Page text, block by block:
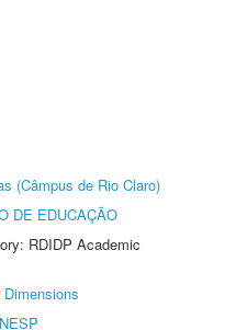
(Câmpus de Rio Claro)
DE EDUCAÇÃO
RDIDP Academic
Dimensions